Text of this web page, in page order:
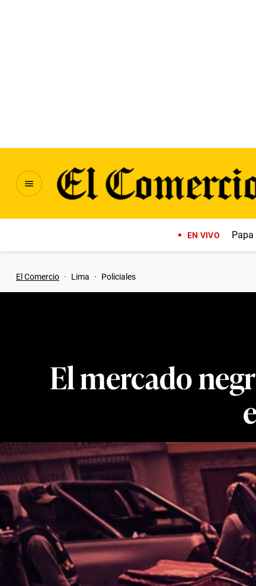
EN VIVO Papa
El Comercio · Lima · Policiales
El mercado